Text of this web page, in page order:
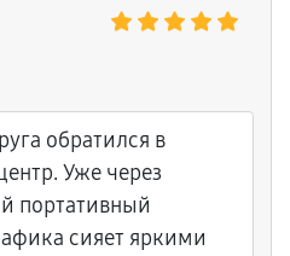
результатом,
обратился в
Уже через
портативный
сияет яркими